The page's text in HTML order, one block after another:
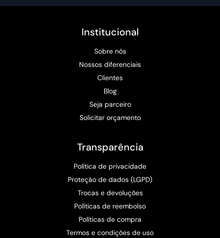
Institucional
Sobre nós
Nossos diferenciais
Clientes
Blog
Seja parceiro
Solicitar orçamento
Transparência
Política de privacidade
Proteção de dados (LGPD)
Trocas e devoluções
Políticas de reembolso
Políticas de compra
Termos e condições de uso